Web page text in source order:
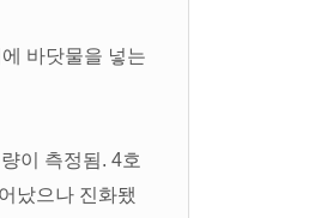
바닷물을 넣는
이 측정됨. 4호
났으나 진화됐